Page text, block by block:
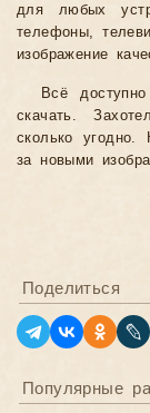
для любых
телефоны,
изображение
Всё
скачать.
сколько угодно.
за новыми
Поделиться
Популярные